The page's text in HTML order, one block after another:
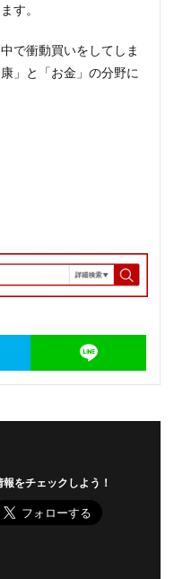
す。
で衝動買いをしてしま
」と「お金」の分野に
をチェックしよう！